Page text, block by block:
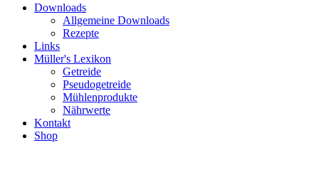
Downloads
Allgemeine Downloads
Rezepte
Links
Müller's Lexikon
Getreide
Pseudogetreide
Mühlenprodukte
Nährwerte
Kontakt
Shop